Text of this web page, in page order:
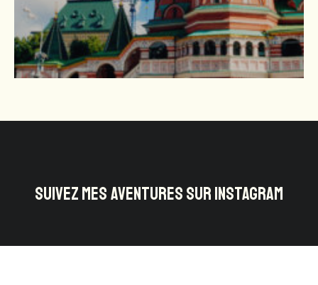
SUIVEZ MES AVENTURES SUR INSTAGRAM